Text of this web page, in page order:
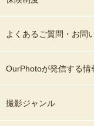
よくあるご質問・お問
OurPhotoが発信する
撮影ジャンル